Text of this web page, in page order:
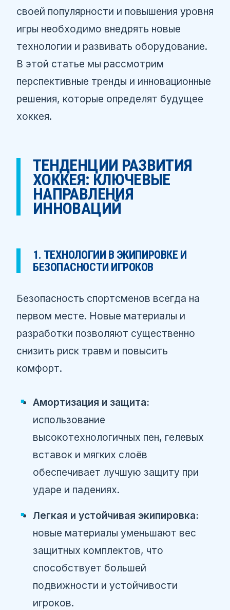
своей популярности и повышения уровня
игры необходимо внедрять новые
технологии и развивать оборудование.
В этой статье мы рассмотрим
перспективные тренды и инновационные
решения, которые определят будущее
хоккея.
ТЕНДЕНЦИИ РАЗВИТИЯ
ХОККЕЯ: КЛЮЧЕВЫЕ
НАПРАВЛЕНИЯ
ИННОВАЦИЙ
1. ТЕХНОЛОГИИ В ЭКИПИРОВКЕ И
БЕЗОПАСНОСТИ ИГРОКОВ
Безопасность спортсменов всегда на
первом месте. Новые материалы и
разработки позволяют существенно
снизить риск травм и повысить
комфорт.
Амортизация и защита:
использование
высокотехнологичных пен, гелевых
вставок и мягких слоёв
обеспечивает лучшую защиту при
ударе и падениях.
Легкая и устойчивая экипировка:
новые материалы уменьшают вес
защитных комплектов, что
способствует большей
подвижности и устойчивости
игроков.